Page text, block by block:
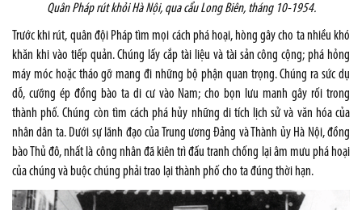
Quân Pháp rút khỏi Hà Nội, qua cẩu Long Biên, tháng 10-1954.
Trước khi rút, quân đội Pháp tìm mọi cách phá hoại, hòng gây cho ta nhiều khó
khăn khi vào tiếp quản. Chúng lấy cắp tài liệu và tài sản công cộng; phá hỏng
máy móc hoặc tháo gỡ mang đi những bộ phận quan trọng. Chúng ra sức dụ
dỗ, cưỡng ép đồng bào ta di cư vào Nam; cho bọn lưu manh gây rối trong
thành phố. Chúng còn tìm cách phá hủy những di tích lịch sử và văn hóa của
nhân dân ta. Dưới sự lãnh đạo của Trung ương Đảng và Thành ủy Hà Nội, đồng
bào Thủ đô, nhất là công nhân đã kiên trì đấu tranh chống lại âm mưu phá hoại
của chúng và buộc chúng phải trao lại thành phố cho ta đúng thời hạn.